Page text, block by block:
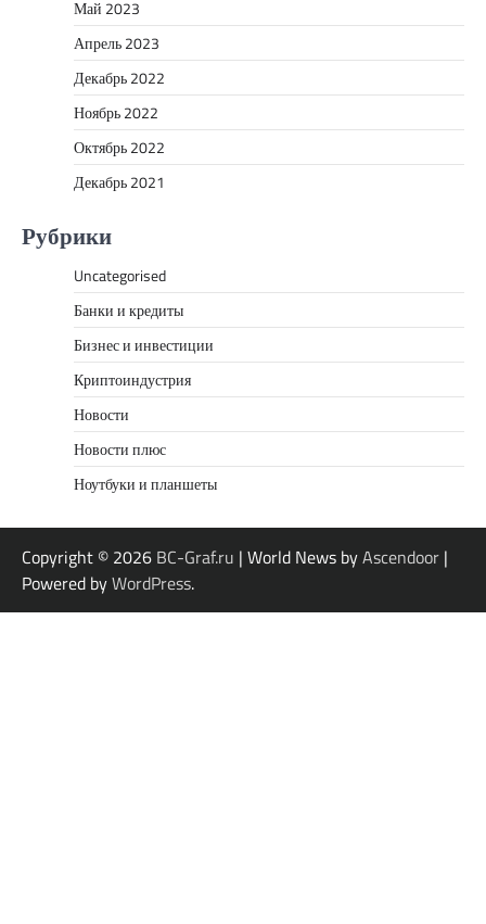
Май 2023
Апрель 2023
Декабрь 2022
Ноябрь 2022
Октябрь 2022
Декабрь 2021
Рубрики
Uncategorised
Банки и кредиты
Бизнес и инвестиции
Криптоиндустрия
Новости
Новости плюс
Ноутбуки и планшеты
Copyright © 2026 BC-Graf.ru | World News byAscendoor |
Powered byWordPress.